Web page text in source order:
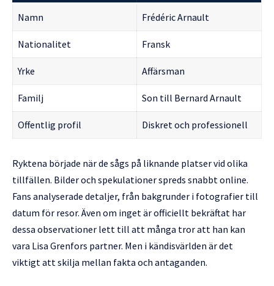
Namn Frédéric Arnault
Nationalitet Fransk
Yrke Affärsman
Familj Son till Bernard Arnault
Offentlig profil Diskret och professionell
Ryktena började när de sågs på liknande platser vid olika
tillfällen. Bilder och spekulationer spreds snabbt online.
Fans analyserade detaljer, från bakgrunder i fotografier till
datum för resor. Även om inget är officiellt bekräftat har
dessa observationer lett till att många tror att han kan
vara Lisa Grenfors partner. Men i kändisvärlden är det
viktigt att skilja mellan fakta och antaganden.